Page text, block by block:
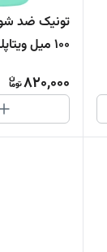
تونیک ضد
100 میل ویتاپلکس
820,000